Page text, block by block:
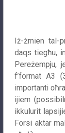
Iż-żmien tal-
daqs tiegħu,
Pereżempju,
f’format A3
importanti
ijiem
ikkulurit
Forsi aktar